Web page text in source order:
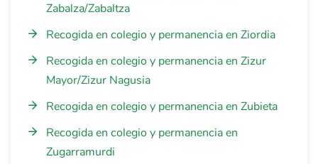
Zabalza/Zabaltza
Recogida en colegio y permanencia en Ziordia
Recogida en colegio y permanencia en Zizur
Mayor/Zizur Nagusia
Recogida en colegio y permanencia en Zubieta
Recogida en colegio y permanencia en
Zugarramurdi